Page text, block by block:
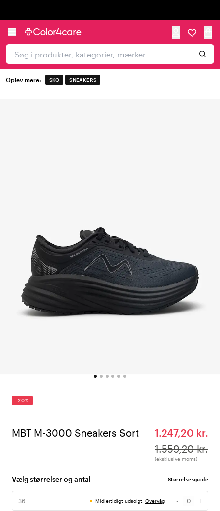
Oplev mere: SKO SNEAKERS
-20%
MBT M-3000 Sneakers Sort
1.247,20 kr.
1.559,20 kr.
(eksklusive moms)
Vælg størrelser og antal Størrelsesguide
36 Midlertidigt udsolgt, Overvåg -
Antal
+